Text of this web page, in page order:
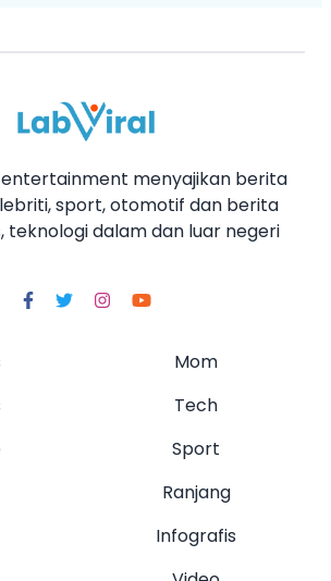
menyajikan berita
sport, otomotif dan berita
teknologi dalam dan luar negeri
Mom
Tech
Sport
Ranjang
Infografis